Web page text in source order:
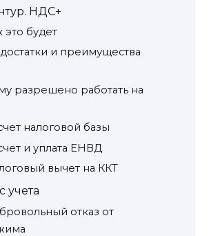
НДС+
это будет
и преимущества
разрешено работать на
налоговой базы
и уплата ЕНВД
вычет на ККТ
учета
отказ от